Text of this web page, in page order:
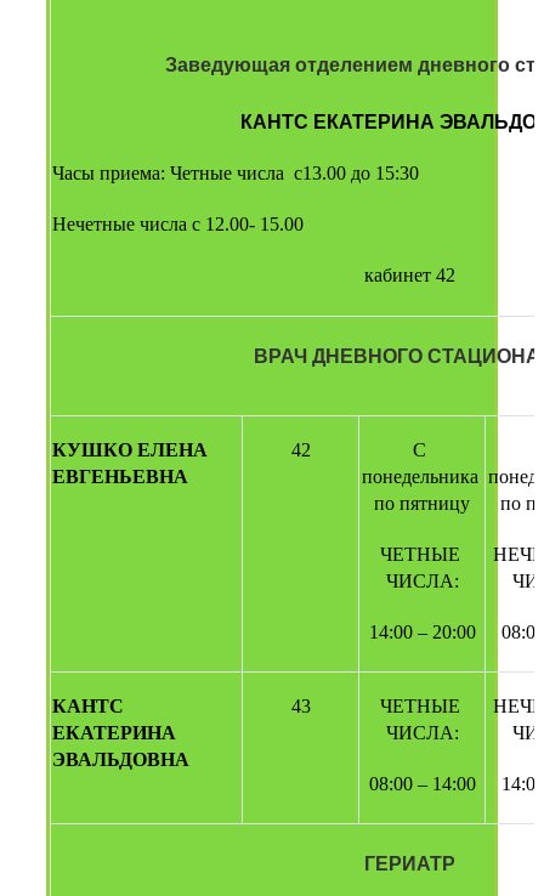
Заведующая отделением дневного
КАНТС ЕКАТЕРИНА
Часы приема: Четные числа  с13.00 до 15:30
Нечетные числа с 12.00- 15.00
кабинет 42
ВРАЧ ДНЕВНОГО
КУШКО ЕЛЕНА
ЕВГЕНЬЕВНА
42
С
понедельника
по пятницу
ЧЕТНЫЕ
ЧИСЛА:
14:00 – 20:00
по
КАНТС
ЕКАТЕРИНА
ЭВАЛЬДОВНА
43
ЧЕТНЫЕ
ЧИСЛА:
08:00 – 14:00
ГЕРИАТР